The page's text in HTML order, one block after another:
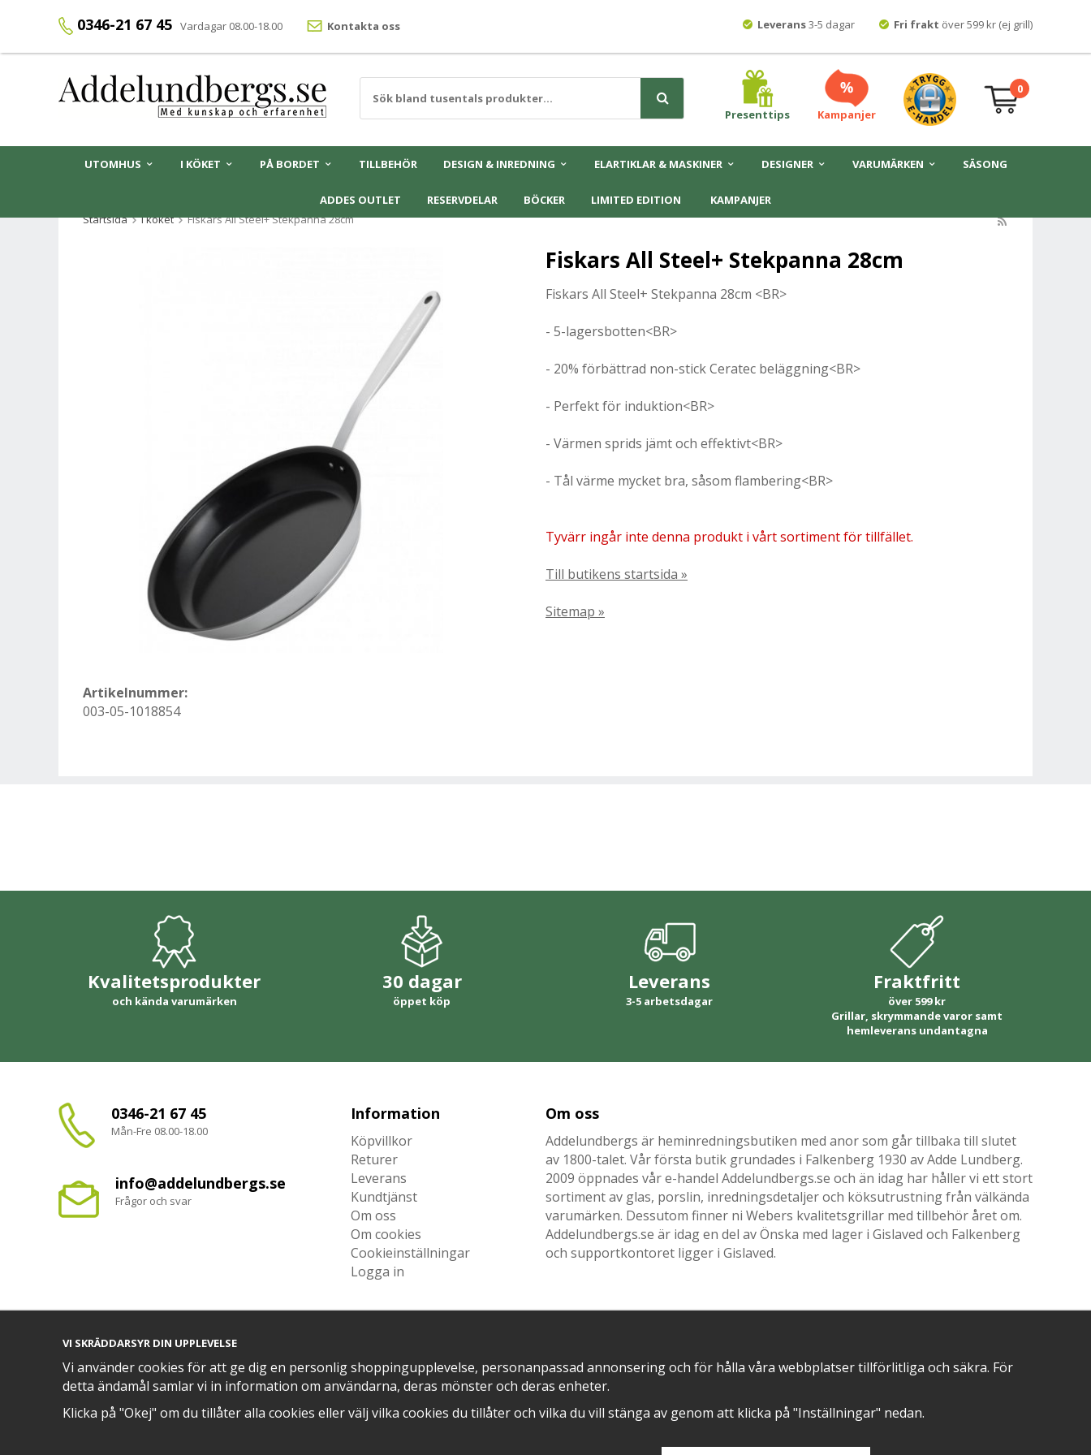
0346-21 67 45 Vardagar 08.00-18.00 Kontakta oss Leverans3-5 dagar Fri frakt över 599 kr (ej grill)
Presenttips Kampanjer
0
UTOMHUS I KÖKET PÅ BORDET TILLBEHÖR DESIGN & INREDNING ELARTIKLAR & MASKINER DESIGNER VARUMÄRKEN SÄSONG
ADDES OUTLET RESERVDELAR BÖCKER LIMITED EDITION
KAMPANJER
Startsida
I köket Fiskars All Steel+ Stekpanna 28cm
Fiskars All Steel+ Stekpanna 28cm
Fiskars All Steel+ Stekpanna 28cm <BR>
- 5-lagersbotten<BR>
- 20% förbättrad non-stick Ceratec beläggning<BR>
- Perfekt för induktion<BR>
- Värmen sprids jämt och effektivt<BR>
- Tål värme mycket bra, såsom flambering<BR>
Tyvärr ingår inte denna produkt i vårt sortiment för tillfället.
Till butikens startsida »
Sitemap »
Artikelnummer:
003-05-1018854
Kvalitetsprodukter
och kända varumärken
30 dagar
öppet köp
Leverans
3-5 arbetsdagar
Fraktfritt
över 599 kr
Grillar, skrymmande varor samt
hemleverans undantagna
0346-21 67 45
Mån-Fre 08.00-18.00
info@addelundbergs.se
Frågor och svar
Information
Köpvillkor
Returer
Leverans
Kundtjänst
Om oss
Om cookies
Cookieinställningar
Logga in
Om oss
Addelundbergs är heminredningsbutiken med anor som går tillbaka till slutet
av 1800-talet. Vår första butik grundades i Falkenberg 1930 av Adde Lundberg.
2009 öppnades vår e-handel Addelundbergs.se och än idag har håller vi ett stort
sortiment av glas, porslin, inredningsdetaljer och köksutrustning från välkända
varumärken. Dessutom finner ni Webers kvalitetsgrillar med tillbehör året om.
Addelundbergs.se är idag en del av Önska med lager i Gislaved och Falkenberg
och supportkontoret ligger i Gislaved.
POSITIVA OMDÖMEN PÅ
VI SKRÄDDARSYR DIN UPPLEVELSE
Vi använder cookies för att ge dig en personlig shoppingupplevelse, personanpassad annonsering och för hålla våra webbplatser tillförlitliga och säkra. För
detta ändamål samlar vi in information om användarna, deras mönster och deras enheter.
Klicka på "Okej" om du tillåter alla cookies eller välj vilka cookies du tillåter och vilka du vill stänga av genom att klicka på "Inställningar" nedan.